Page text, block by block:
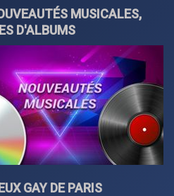
MUSICALES,
D'ALBUMS
GAY DE PARIS